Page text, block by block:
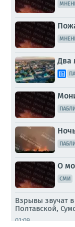
Два
О
СМИ
Взрывы звучат
Полтавской,
01:09